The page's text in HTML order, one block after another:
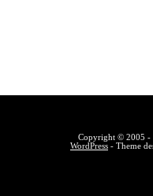
Copyright © 2005 -
WordPress - Theme